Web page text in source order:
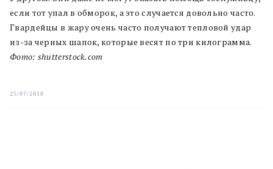
если тот упал в обморок, а это случается довольно часто.
Гвардейцы в жару очень часто получают тепловой удар
из-за черных шапок, которые весят по три килограмма.
Фото: shutterstock.com
25/07/2018